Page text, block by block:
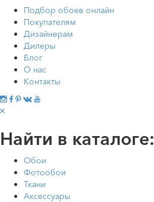
Подбор обоев онлайн
Покупателям
Дизайнерам
Дилеры
Блог
О нас
Контакты
Найти в каталоге:
Обои
Фотообои
Ткани
Аксессуары